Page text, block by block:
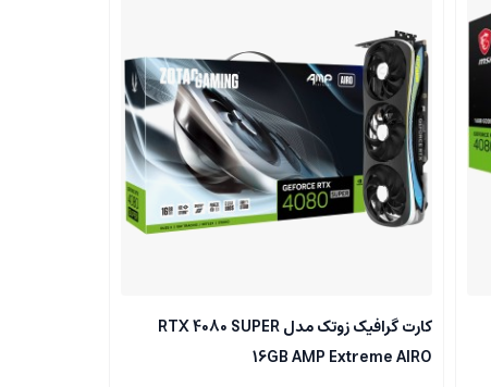
کارت گرافیک زوتک مدل RTX 4080 SUPER
16GB AMP Extreme AIRO